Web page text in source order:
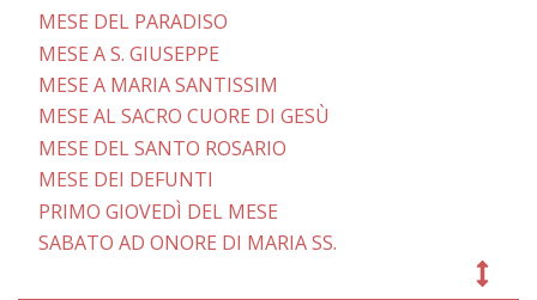
MESE DEL PARADISO
MESE A S. GIUSEPPE
MESE A MARIA SANTISSIM
MESE AL SACRO CUORE DI GESÙ
MESE DEL SANTO ROSARIO
MESE DEI DEFUNTI
PRIMO GIOVEDÌ DEL MESE
SABATO AD ONORE DI MARIA SS.